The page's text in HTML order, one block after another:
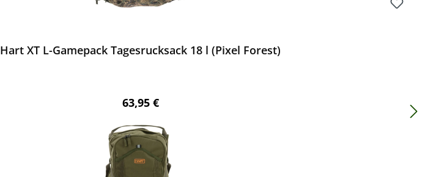
Hart XT L-Gamepack Tagesrucksack 18 l (Pixel Forest)
Regulärer Preis:
63,95 €